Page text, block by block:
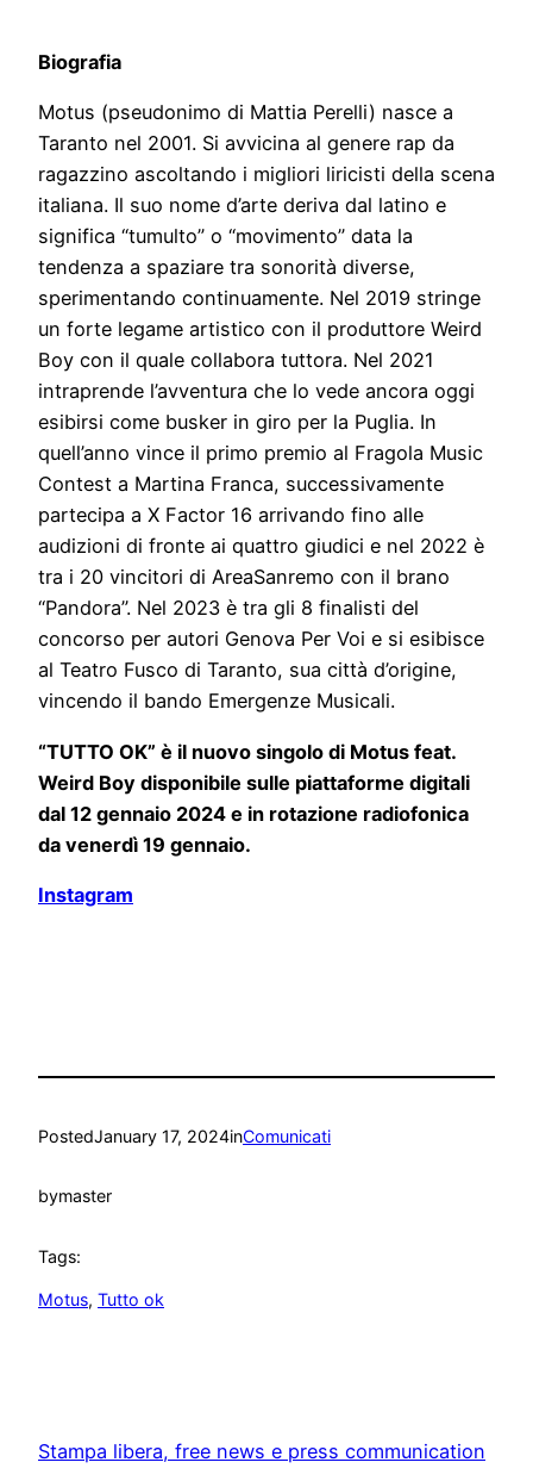
Biografia
Motus (pseudonimo di Mattia Perelli) nasce a
Taranto nel 2001. Si avvicina al genere rap da
ragazzino ascoltando i migliori liricisti della scena
italiana. Il suo nome d’arte deriva dal latino e
significa “tumulto” o “movimento” data la
tendenza a spaziare tra sonorità diverse,
sperimentando continuamente. Nel 2019 stringe
un forte legame artistico con il produttore Weird
Boy con il quale collabora tuttora. Nel 2021
intraprende l’avventura che lo vede ancora oggi
esibirsi come busker in giro per la Puglia. In
quell’anno vince il primo premio al Fragola Music
Contest a Martina Franca, successivamente
partecipa a X Factor 16 arrivando fino alle
audizioni di fronte ai quattro giudici e nel 2022 è
tra i 20 vincitori di AreaSanremo con il brano
“Pandora”. Nel 2023 è tra gli 8 finalisti del
concorso per autori Genova Per Voi e si esibisce
al Teatro Fusco di Taranto, sua città d’origine,
vincendo il bando Emergenze Musicali.
“TUTTO OK” è il nuovo singolo di Motus feat.
Weird Boy disponibile sulle piattaforme digitali
dal 12 gennaio 2024 e in rotazione radiofonica
da venerdì 19 gennaio.
Instagram
PostedJanuary 17, 2024inComunicati
bymaster
Tags:
Motus, Tutto ok
Stampa libera, free news e press communication